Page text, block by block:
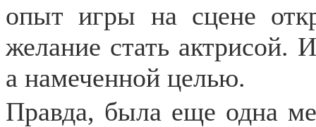
опыт игры на сцене
желание стать актрисой.
а намеченной целью.
Правда, была еще одна